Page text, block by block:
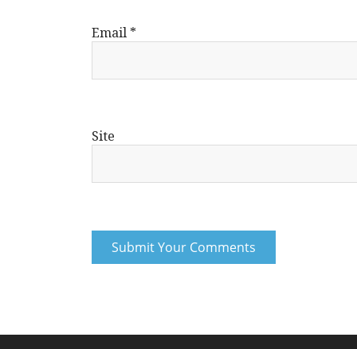
Email *
Site